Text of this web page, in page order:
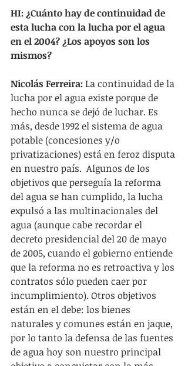
HI: ¿Cuánto hay de continuidad de
esta lucha con la lucha por el agua
en el 2004? ¿Los apoyos son los
mismos?
Nicolás Ferreira: La continuidad de la
lucha por el agua existe porque de
hecho nunca se dejó de luchar. Es
más, desde 1992 el sistema de agua
potable (concesiones y/o
privatizaciones) está en feroz disputa
en nuestro país.  Algunos de los
objetivos que perseguía la reforma
del agua se han cumplido, la lucha
expulsó a las multinacionales del
agua (aunque cabe recordar el
decreto presidencial del 20 de mayo
de 2005, cuando el gobierno entiende
que la reforma no es retroactiva y los
contratos sólo pueden caer por
incumplimiento). Otros objetivos
están en el debe: los bienes
naturales y comunes están en jaque,
por lo tanto la defensa de las fuentes
de agua hoy son nuestro principal